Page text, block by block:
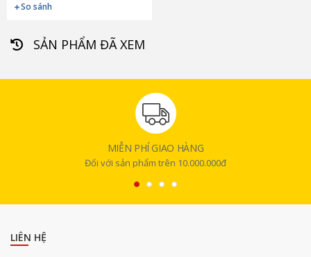
So sánh
SẢN PHẨM ĐÃ XEM
MIỄN PHÍ GIAO HÀNG
Đối với sản phẩm trên 10.000.000đ
LIÊN HỆ